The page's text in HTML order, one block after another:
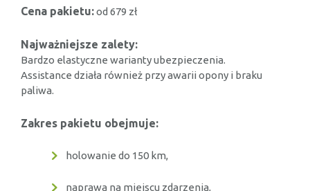
Cena pakietu:od 679 zł
Najważniejsze zalety:
Bardzo elastyczne warianty ubezpieczenia.
Assistance działa również przy awarii opony i braku
paliwa.
Zakres pakietu obejmuje:
holowanie do 150 km,
naprawa na miejscu zdarzenia,